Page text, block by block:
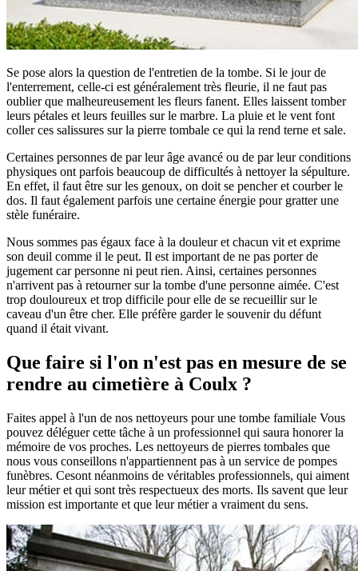
Se pose alors la question de l'entretien de la tombe. Si le jour de
l'enterrement, celle-ci est généralement très fleurie, il ne faut pas
oublier que malheureusement les fleurs fanent. Elles laissent tomber
leurs pétales et leurs feuilles sur le marbre. La pluie et le vent font
coller ces salissures sur la pierre tombale ce qui la rend terne et sale.
Certaines personnes de par leur âge avancé ou de par leur conditions
physiques ont parfois beaucoup de difficultés à nettoyer la sépulture.
En effet, il faut être sur les genoux, on doit se pencher et courber le
dos. Il faut également parfois une certaine énergie pour gratter une
stèle funéraire.
Nous sommes pas égaux face à la douleur et chacun vit et exprime
son deuil comme il le peut. Il est important de ne pas porter de
jugement car personne ni peut rien. Ainsi, certaines personnes
n'arrivent pas à retourner sur la tombe d'une personne aimée. C'est
trop douloureux et trop difficile pour elle de se recueillir sur le
caveau d'un être cher. Elle préfère garder le souvenir du défunt
quand il était vivant.
Que faire si l'on n'est pas en mesure de se
rendre au cimetière à Coulx ?
Faites appel à l'un de nos nettoyeurs pour une tombe familiale Vous
pouvez déléguer cette tâche à un professionnel qui saura honorer la
mémoire de vos proches. Les nettoyeurs de pierres tombales que
nous vous conseillons n'appartiennent pas à un service de pompes
funèbres. Cesont néanmoins de véritables professionnels, qui aiment
leur métier et qui sont très respectueux des morts. Ils savent que leur
mission est importante et que leur métier a vraiment du sens.